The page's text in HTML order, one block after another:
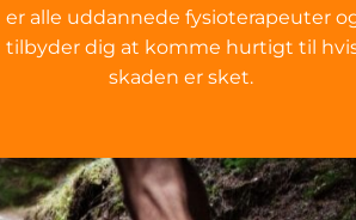
er alle uddannede fysioterapeuter
tilbyder dig at komme hurtigt til
skaden er sket.